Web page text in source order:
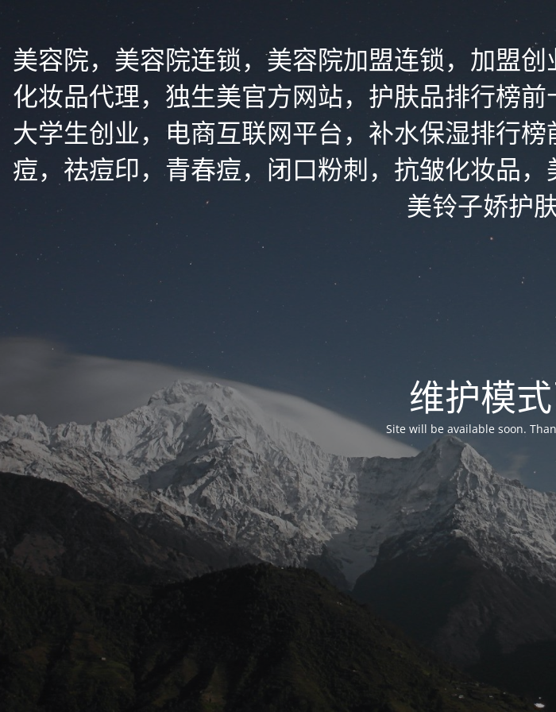
美容院，美容院连锁，美容院加盟连锁，加盟
化妆品代理，独生美官方网站，护肤品排行榜
大学生创业，电商互联网平台，补水保湿排行
痘，祛痘印，青春痘，闭口粉刺，抗皱化妆品
美铃子娇护
维护模
Site will be available soon.